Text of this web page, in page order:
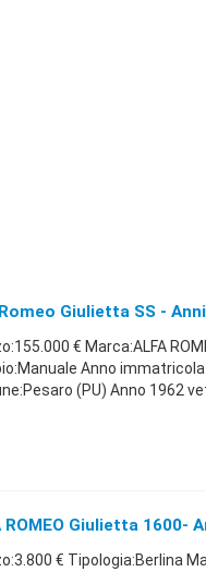
Giulietta SS -
€ Marca:ALFA
Anno
(PU) Anno 1962
ROMEO Giulietta 1600-
€ Tipologia:Berlina